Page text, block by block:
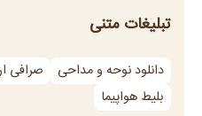
تبلیغات متنی
دانلود نوحه و مداحی صرافی
بلیط هواپیما